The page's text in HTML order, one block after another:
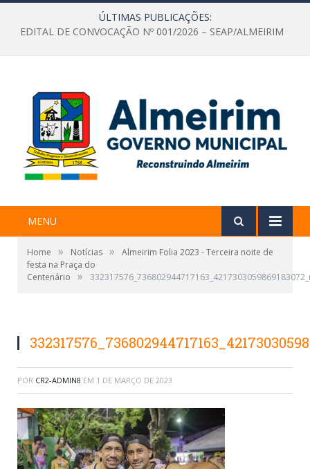
ÚLTIMAS PUBLICAÇÕES:
EDITAL DE CONVOCAÇÃO Nº 001/2026 – SEAP/ALMEIRIM
MENU
Home » Notícias »
Almeirim Folia 2023 - Terceira noite de
festa na Praça do
Centenário
»
POR CR2-ADMIN8 EM 1 DE MARÇO DE 2023